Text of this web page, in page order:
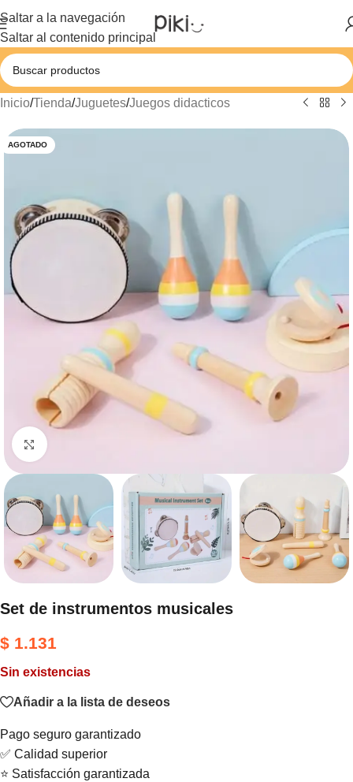
Saltar a la navegación
Saltar al contenido principal
Inicio/Tienda/Juguetes/Juegos didacticos
AGOTADO
Haga clic para ampliar
Set de instrumentos musicales
$ 1.131
Sin existencias
Añadir a la lista de deseos
Pago seguro garantizado
✅ Calidad superior
⭐ Satisfacción garantizada